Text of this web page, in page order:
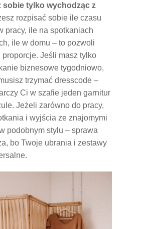
sobie tylko wychodząc z
rozpisać sobie ile czasu
pracy, ile na spotkaniach
ile w domu – to pozwoli
proporcje. Jeśli masz tylko
biznesowe tygodniowo,
trzymać dresscode –
Ci w szafie jeden garnitur
Jeżeli zarówno do pracy,
i wyjścia ze znajomymi
podobnym stylu – sprawa
bo Twoje ubrania i zestawy